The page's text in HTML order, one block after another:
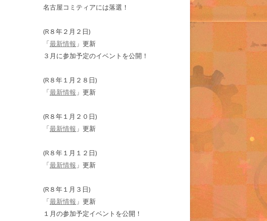
名古屋コミティアには落選！
(R８年２月２日)
「最新情報 」更新
３月に参加予定のイベントを公開！
(R８年１月２８日)
「最新情報 」更新
(R８年１月２０日)
「最新情報 」更新
(R８年１月１２日)
「最新情報 」更新
(R８年１月３日)
「最新情報 」更新
１月の参加予定イベントを公開！